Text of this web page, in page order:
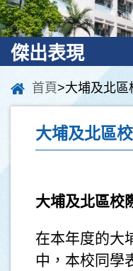
傑出表現
首頁>大埔及北區
大埔及北區
大埔及北區校
在本年度的大
中，本校同學